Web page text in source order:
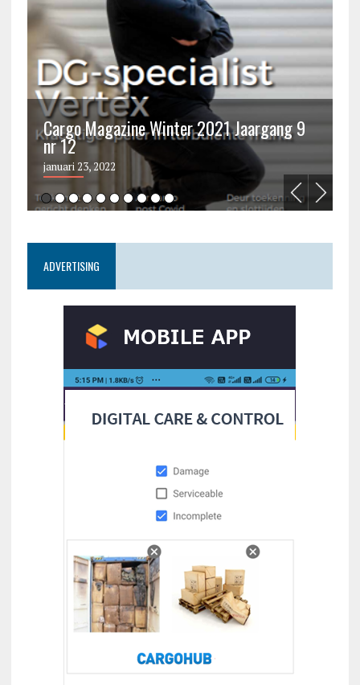
Cargo Magazine Winter 2021 Jaargang 9
nr 12
januari 23, 2022
ADVERTISING